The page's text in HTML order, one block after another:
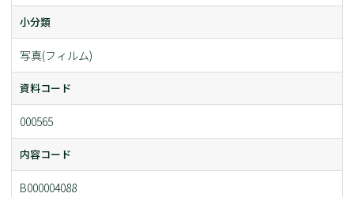
小分類
写真(フィルム)
資料コード
000565
内容コード
B000004088